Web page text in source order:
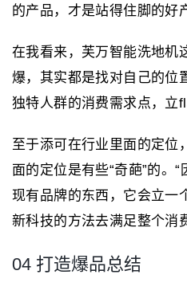
的产品，才是站得住脚的好
在我看来，芙万智能洗地机
爆，其实都是找对自己的位
独特人群的消费需求点，立
至于添可在行业里面的定位
面的定位是有些“奇葩”的。
现有品牌的东西，它会立一
新科技的方法去满足整个消
04 打造爆品总结